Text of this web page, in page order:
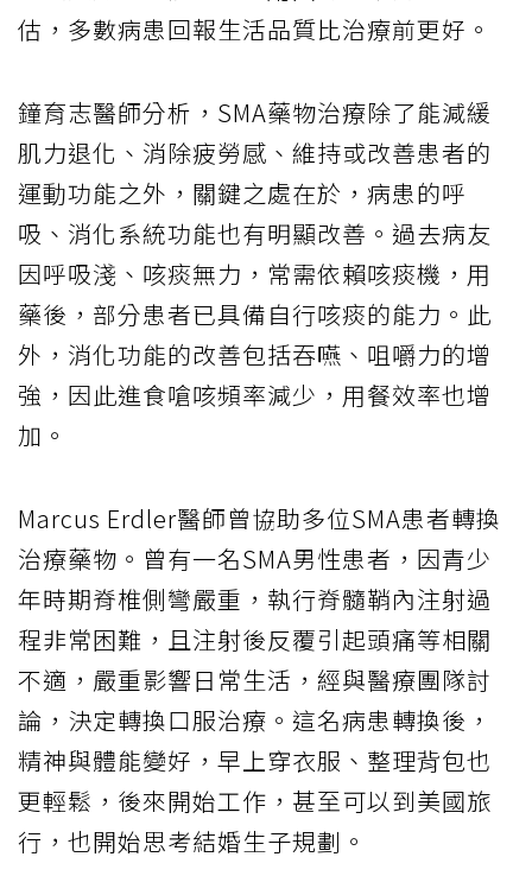
估，多數病患回報生活品質比治療前更好。
鐘育志醫師分析，SMA藥物治療除了能減緩
肌力退化、消除疲勞感、維持或改善患者的
運動功能之外，關鍵之處在於，病患的呼
吸、消化系統功能也有明顯改善。過去病友
因呼吸淺、咳痰無力，常需依賴咳痰機，用
藥後，部分患者已具備自行咳痰的能力。此
外，消化功能的改善包括吞嚥、咀嚼力的增
強，因此進食嗆咳頻率減少，用餐效率也增
加。
Marcus Erdler醫師曾協助多位SMA患者轉換
治療藥物。曾有一名SMA男性患者，因青少
年時期脊椎側彎嚴重，執行脊髓鞘內注射過
程非常困難，且注射後反覆引起頭痛等相關
不適，嚴重影響日常生活，經與醫療團隊討
論，決定轉換口服治療。這名病患轉換後，
精神與體能變好，早上穿衣服、整理背包也
更輕鬆，後來開始工作，甚至可以到美國旅
行，也開始思考結婚生子規劃。